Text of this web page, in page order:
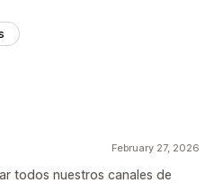
February 27, 2026
todos nuestros canales de